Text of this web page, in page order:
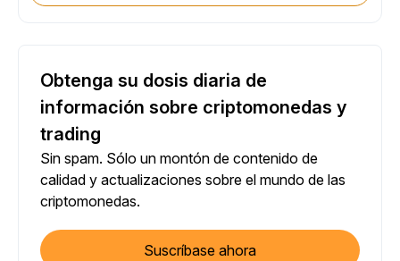
Obtenga su dosis diaria de
información sobre criptomonedas y
trading
Sin spam. Sólo un montón de contenido de
calidad y actualizaciones sobre el mundo de las
criptomonedas.
Suscríbase ahora